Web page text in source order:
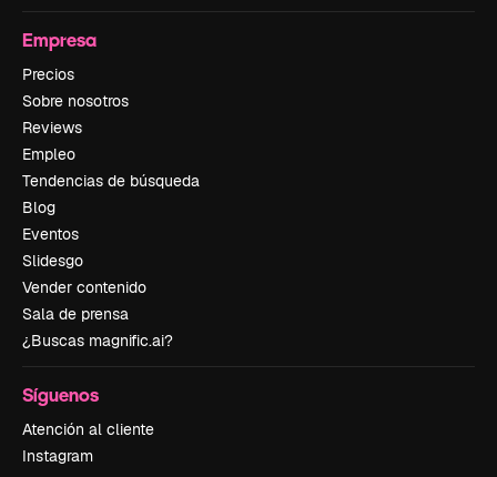
Empresa
Precios
Sobre nosotros
Reviews
Empleo
Tendencias de búsqueda
Blog
Eventos
Slidesgo
Vender contenido
Sala de prensa
¿Buscas magnific.ai?
Síguenos
Atención al cliente
Instagram